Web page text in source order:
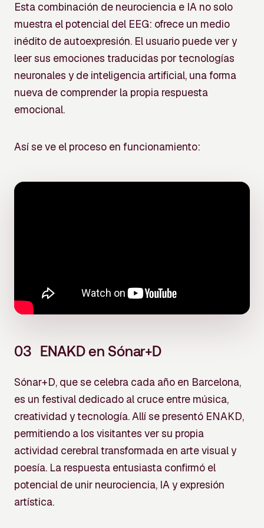
Esta combinación de neurociencia e IA no solo
muestra el potencial del EEG: ofrece un medio
inédito de autoexpresión. El usuario puede ver y
leer sus emociones traducidas por tecnologías
neuronales y de inteligencia artificial, una forma
nueva de comprender la propia respuesta
emocional.
Así se ve el proceso en funcionamiento:
03 ENAKD en Sónar+D
Sónar+D, que se celebra cada año en Barcelona,
es un festival dedicado al cruce entre música,
creatividad y tecnología. Allí se presentó ENAKD,
permitiendo a los visitantes ver su propia
actividad cerebral transformada en arte visual y
poesía. La respuesta entusiasta confirmó el
potencial de unir neurociencia, IA y expresión
artística.